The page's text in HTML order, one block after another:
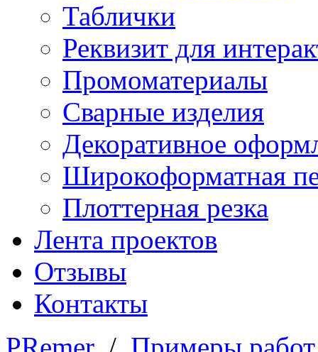
Таблички
Реквизит для
Промоматериалы
Сварные изделия
Декоративное
Широкоформатная
Плоттерная резка
Лента проектов
Отзывы
Контакты